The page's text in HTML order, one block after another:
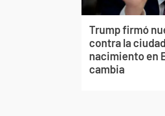
Trump firmó
contra la
nacimiento en
cambia